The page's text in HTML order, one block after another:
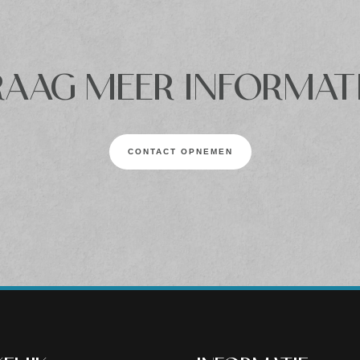
MEER
CONTACT OPNEMEN